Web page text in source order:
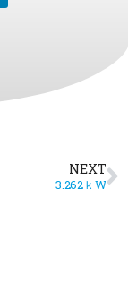
NEXT
3.262ｋW